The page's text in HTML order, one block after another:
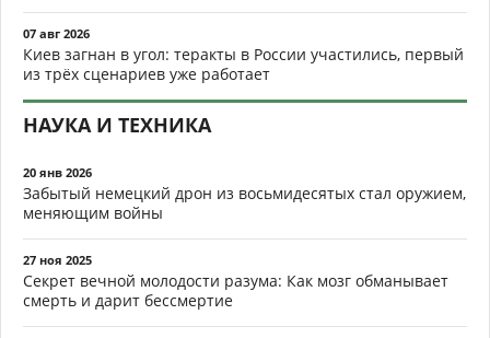
07 авг 2026
Киев загнан в угол: теракты в России участились, первый
из трёх сценариев уже работает
НАУКА И ТЕХНИКА
20 янв 2026
Забытый немецкий дрон из восьмидесятых стал оружием,
меняющим войны
27 ноя 2025
Секрет вечной молодости разума: Как мозг обманывает
смерть и дарит бессмертие